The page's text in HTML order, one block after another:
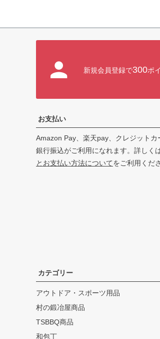
新規会員登録で300ポ
お支払い
Amazon Pay、楽天pay、クレジットカ
銀行振込がご利用になれます。詳しく
とお支払い方法についてをご利用くだ
カテゴリー
アウトドア・スポーツ用品
村の鍛冶屋商品
TSBBQ商品
和包丁